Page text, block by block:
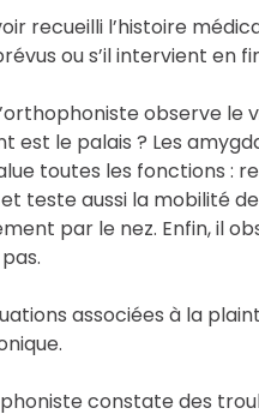
recueilli l’histoire
ou s’il intervient en
observe
est le palais ? Les
toutes les fonctions :
teste aussi la mobilité
par le nez. Enfin, il
associées à la
constate des